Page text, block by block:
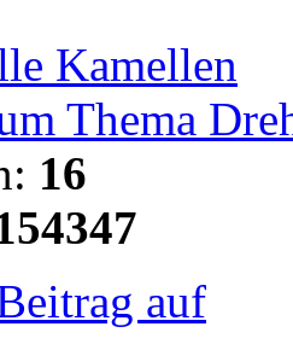
Kamellen
Thema
16
auf